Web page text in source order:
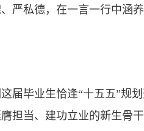
严私德，在一言一行中涵
届毕业生恰逢“十五五”规
担当、建功立业的新生骨